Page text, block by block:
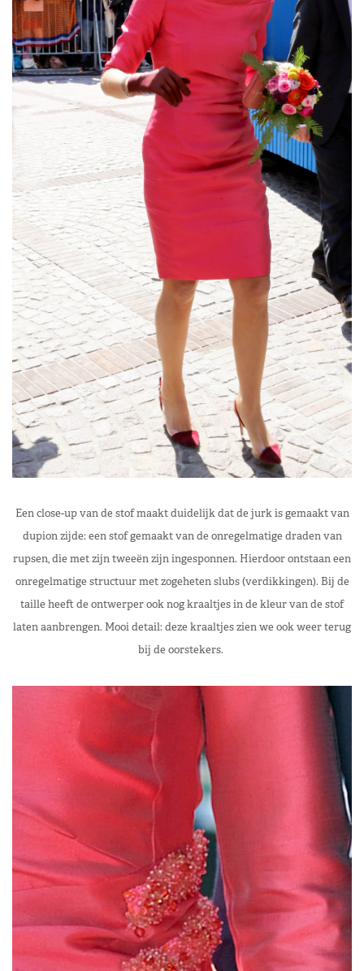
Een close-up van de stof maakt duidelijk dat de jurk is gemaakt van
dupion zijde: een stof gemaakt van de onregelmatige draden van
rupsen, die met zijn tweeën zijn ingesponnen. Hierdoor ontstaan een
onregelmatige structuur met zogeheten slubs (verdikkingen). Bij de
taille heeft de ontwerper ook nog kraaltjes in de kleur van de stof
laten aanbrengen. Mooi detail: deze kraaltjes zien we ook weer terug
bij de oorstekers.